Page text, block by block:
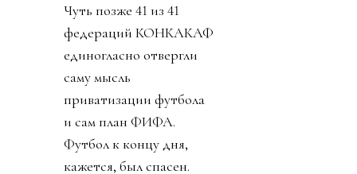
Чуть позже 41 из 41
федераций КОНКАКАФ
единогласно отвергли
саму мысль
приватизации футбола
и сам план ФИФА.
Футбол к концу дня,
кажется, был спасен.